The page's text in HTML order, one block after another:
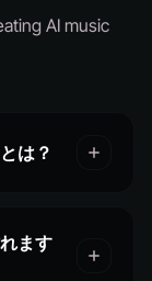
AI music
は？
ます